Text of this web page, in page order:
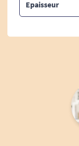
Epaisseur